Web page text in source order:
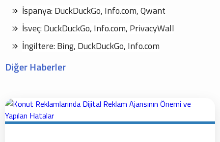
İspanya: DuckDuckGo, Info.com, Qwant
İsveç: DuckDuckGo, Info.com, PrivacyWall
İngiltere: Bing, DuckDuckGo, Info.com
Diğer Haberler